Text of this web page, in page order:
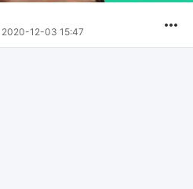
2020-12-03 15:47